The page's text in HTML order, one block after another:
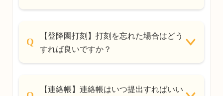
【登降園打刻】打刻を忘れた場合はどう
すれば良いですか？
【連絡帳】連絡帳はいつ提出すればいい